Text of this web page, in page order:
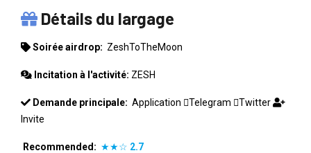
Détails du largage
Soirée airdrop: ZeshToTheMoon
Incitation à l'activité: ZESH
Demande principale: Application Telegram
Twitter
Invite
Recommended: ★★☆ 2.7